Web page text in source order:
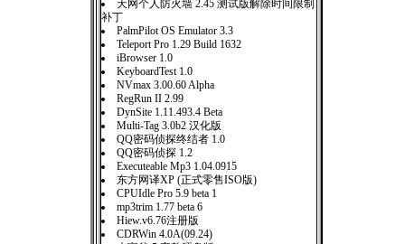
天网个人防火墙 2.45 测试版解除时间限制
补丁
PalmPilot OS Emulator 3.3
Teleport Pro 1.29 Build 1632
iBrowser 1.0
KeyboardTest 1.0
NVmax 3.00.60 Alpha
RegRun II 2.99
DynSite 1.11.493.4 Beta
Multi-Tag 3.0b2 汉化版
QQ密码侦探终结者 1.0
QQ密码侦探 1.2
Executeable Mp3 1.04.0915
东方网译XP (正式零售ISO版)
CPUIdle Pro 5.9 beta 1
mp3trim 1.77 beta 6
Hiew.v6.76注册版
CDRWin 4.0A(09.24)